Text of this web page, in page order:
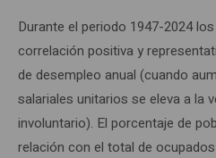
Durante el periodo 1947-2024
correlación positiva y
de desempleo anual (cuando
salariales unitarios se eleva a la
involuntario). El porcentaje de
relación con el total de